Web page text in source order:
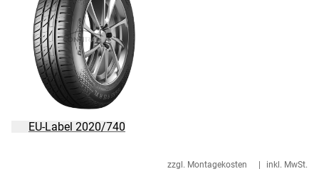
zzgl. Montagekosten inkl. MwSt.
EU-Label 2020/740